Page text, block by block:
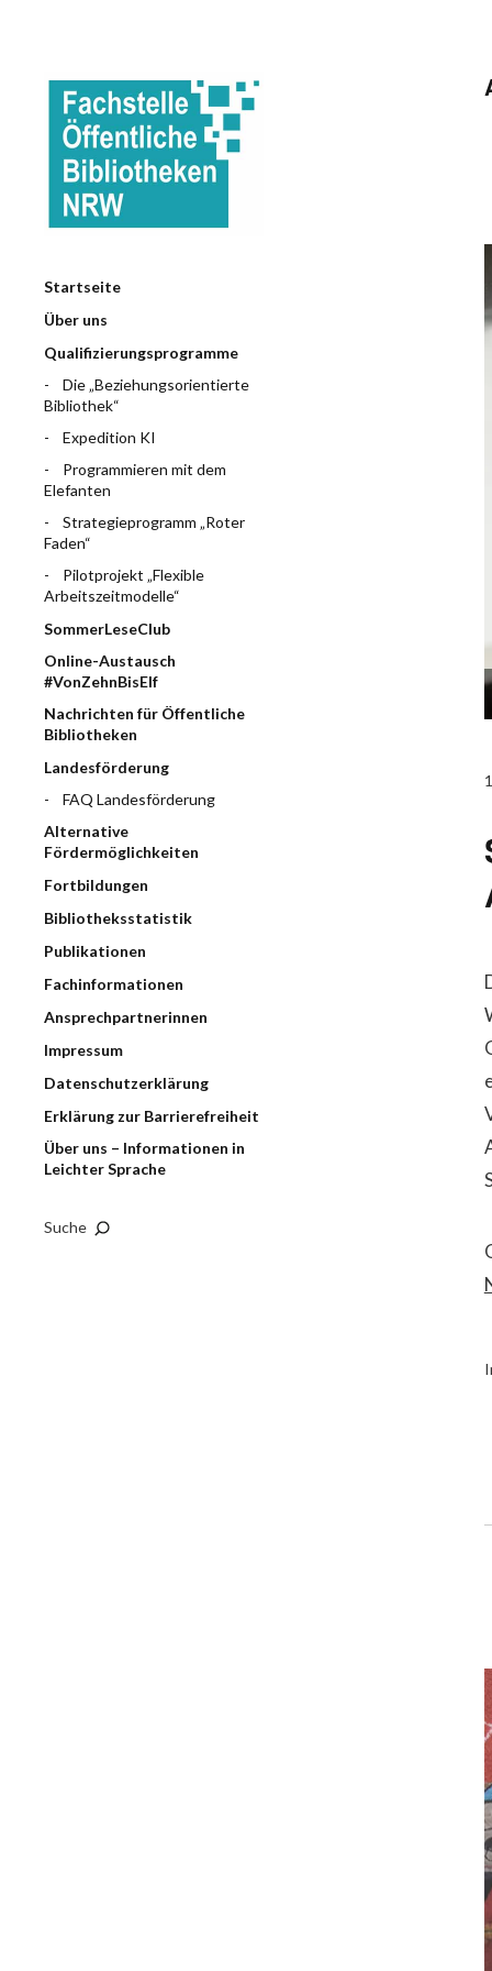
Startseite
Über uns
Qualifizierungsprogramme
Die „Beziehungsorientierte
Bibliothek“
Expedition KI
Programmieren mit dem
Elefanten
Strategieprogramm „Roter
Faden“
Pilotprojekt „Flexible
Arbeitszeitmodelle“
SommerLeseClub
Online-Austausch
#VonZehnBisElf
Nachrichten für Öffentliche
Bibliotheken
Landesförderung
FAQ Landesförderung
Alternative
Fördermöglichkeiten
Fortbildungen
Bibliotheksstatistik
Publikationen
Fachinformationen
Ansprechpartnerinnen
Impressum
Datenschutzerklärung
Erklärung zur Barrierefreiheit
Über uns – Informationen in
Leichter Sprache
Suche